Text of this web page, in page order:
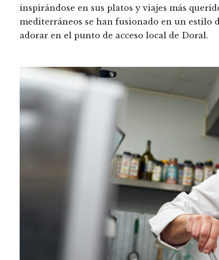
inspirándose en sus platos y viajes más
mediterráneos se han fusionado en un estilo
adorar en el punto de acceso local de Doral.